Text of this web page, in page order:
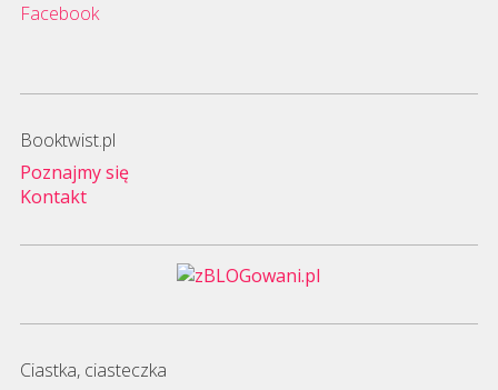
Facebook
Booktwist.pl
Poznajmy się
Kontakt
Ciastka, ciasteczka